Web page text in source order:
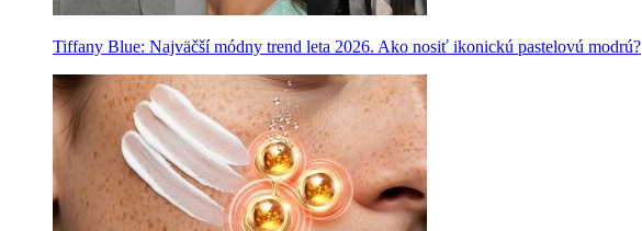
Tiffany Blue: Najväčší módny trend leta 2026. Ako nosiť ikonickú pastelovú modrú?